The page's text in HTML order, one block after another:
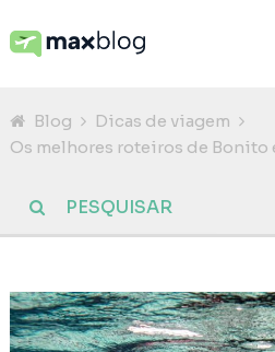
Blog
Dicas de viagem
Os melhores roteiros de Bonito